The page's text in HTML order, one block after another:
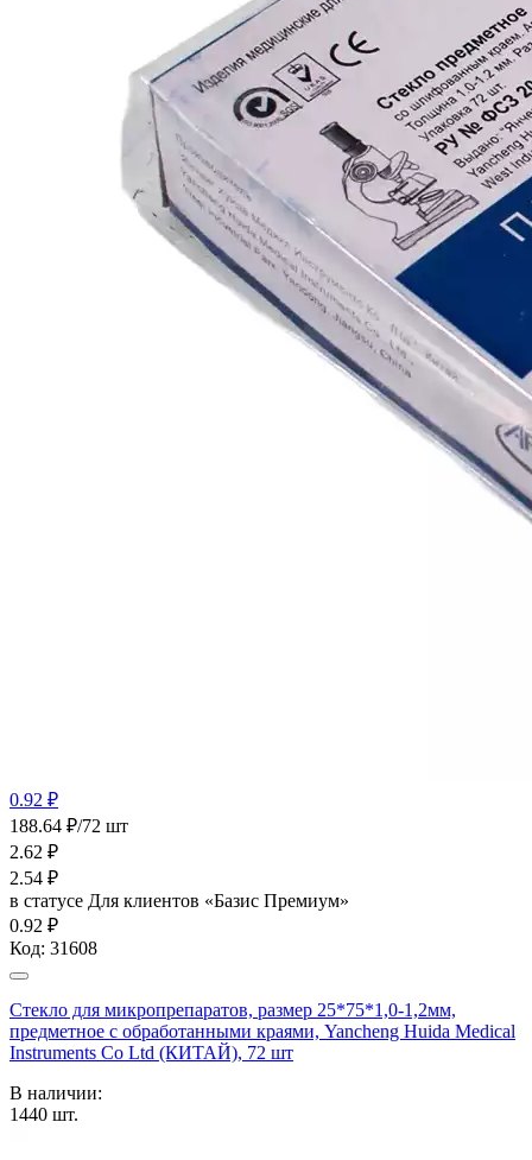
0.92 ₽
188.64 ₽/72 шт
2.62 ₽
2.54 ₽
в статусе Для клиентов «Базис Премиум»
0.92 ₽
Код: 31608
Стекло для микропрепаратов, размер 25*75*1,0-1,2мм,
предметное с обработанными краями, Yancheng Huida Medical
Instruments Co Ltd (КИТАЙ), 72 шт
В наличии:
1440 шт.